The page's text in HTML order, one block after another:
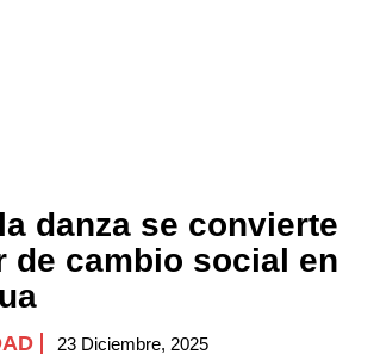
danza se convierte
de cambio social en
23 Diciembre, 2025